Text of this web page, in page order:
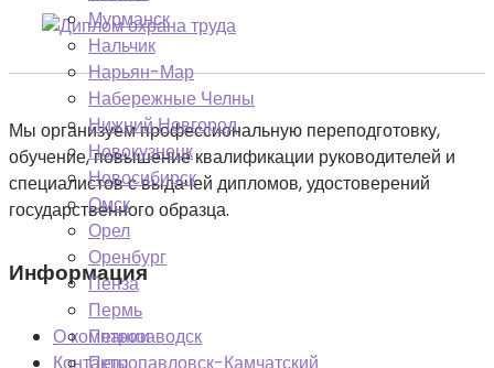
Мурманск
Нальчик
Нарьян-Мар
Набережные Челны
Нижний Новгород
Новокузнецк
Новосибирск
Омск
Орел
Оренбург
Пенза
Пермь
Петрозаводск
Мы организуем профессиональную переподготовку,
обучение, повышение квалификации руководителей и
специалистов с выдачей дипломов, удостоверений
государственного образца.
Информация
О компании